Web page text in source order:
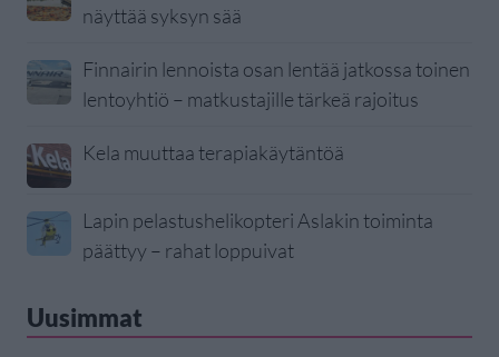
näyttää syksyn sää
Finnairin lennoista osan lentää jatkossa toinen
lentoyhtiö – matkustajille tärkeä rajoitus
Kela muuttaa terapiakäytäntöä
Lapin pelastushelikopteri Aslakin toiminta
päättyy – rahat loppuivat
Uusimmat